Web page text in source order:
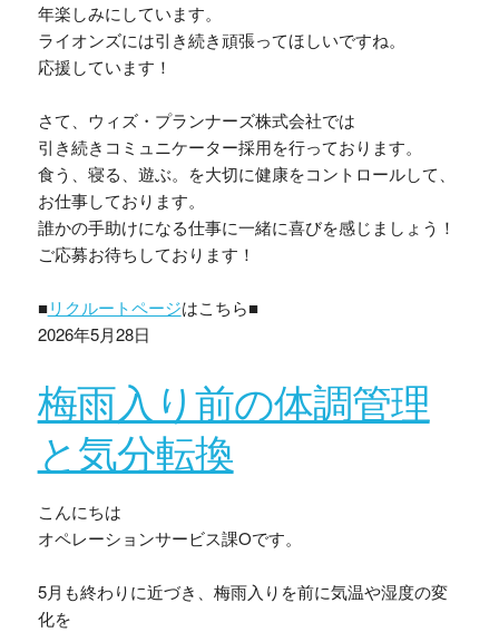
年楽しみにしています。
ライオンズには引き続き頑張ってほしいですね。
応援しています！
さて、ウィズ・プランナーズ株式会社では
引き続きコミュニケーター採用を行っております。
食う、寝る、遊ぶ。を大切に健康をコントロールして、
お仕事しております。
誰かの手助けになる仕事に一緒に喜びを感じましょう！
ご応募お待ちしております！
■リクルートページはこちら■
2026年5月28日
梅雨入り前の体調管理
と気分転換
こんにちは
オペレーションサービス課Oです。
5月も終わりに近づき、梅雨入りを前に気温や湿度の変
化を